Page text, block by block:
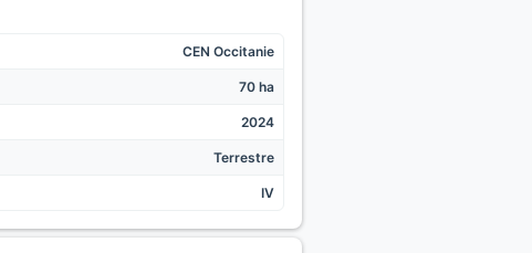
CEN Occitanie
70 ha
2024
Terrestre
IV